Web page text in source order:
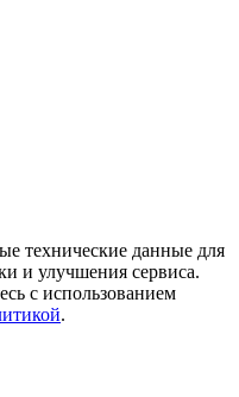
технические данные для
и улучшения сервиса.
с использованием
.